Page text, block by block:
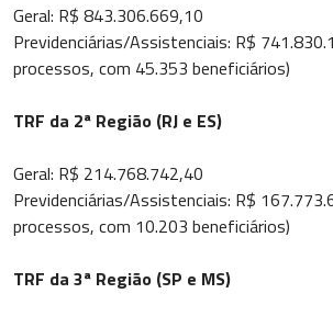
Geral: R$ 843.306.669,10
Previdenciárias/Assistenciais: R$
processos, com 45.353 beneficiários)
TRF da 2ª Região (RJ e ES)
Geral: R$ 214.768.742,40
Previdenciárias/Assistenciais: R$
processos, com 10.203 beneficiários)
TRF da 3ª Região (SP e MS)